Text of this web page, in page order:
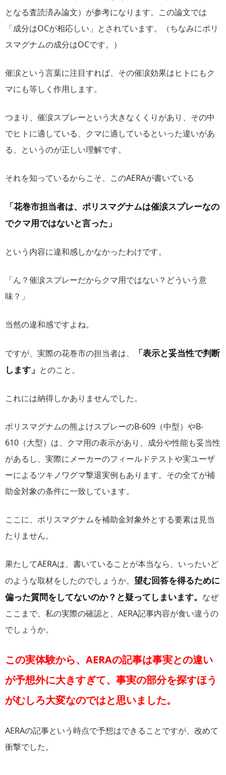
となる査読済み論文）が参考になります。この論文では
「成分はOCが相応しい」とされています。（ちなみにポリ
スマグナムの成分はOCです。）
催涙という言葉に注目すれば、その催涙効果はヒトにもク
マにも等しく作用します。
つまり、催涙スプレーという大きなくくりがあり、その中
でヒトに適している、クマに適しているといった違いがあ
る、というのが正しい理解です。
それを知っているからこそ、このAERAが書いている
「花巻市担当者は、ポリスマグナムは催涙スプレーなの
でクマ用ではないと言った」
という内容に違和感しかなかったわけです。
「ん？催涙スプレーだからクマ用ではない？どういう意
味？」
当然の違和感ですよね。
ですが、実際の花巻市の担当者は、
「表示と妥当性で判断
します」 とのこと。
これには納得しかありませんでした。
ポリスマグナムの熊よけスプレーのB-609（中型）やB-
610（大型）は、クマ用の表示があり、成分や性能も妥当性
があるし、実際にメーカーのフィールドテストや実ユーザ
ーによるツキノワグマ撃退実例もあります。その全てが補
助金対象の条件に一致しています。
ここに、ポリスマグナムを補助金対象外とする要素は見当
たりません。
果たしてAERAは、書いていることが本当なら、いったいど
のような取材をしたのでしょうか。 望む回答を得るために
偏った質問をしてないのか？と疑ってしまいます。 なぜ
ここまで、私の実際の確認と、AERA記事内容が食い違うの
でしょうか。
この実体験から、AERAの記事は事実との違い
が予想外に大きすぎて、事実の部分を探すほう
がむしろ大変なのではと思いました。
AERAの記事という時点で予想はできることですが、改めて
衝撃でした。